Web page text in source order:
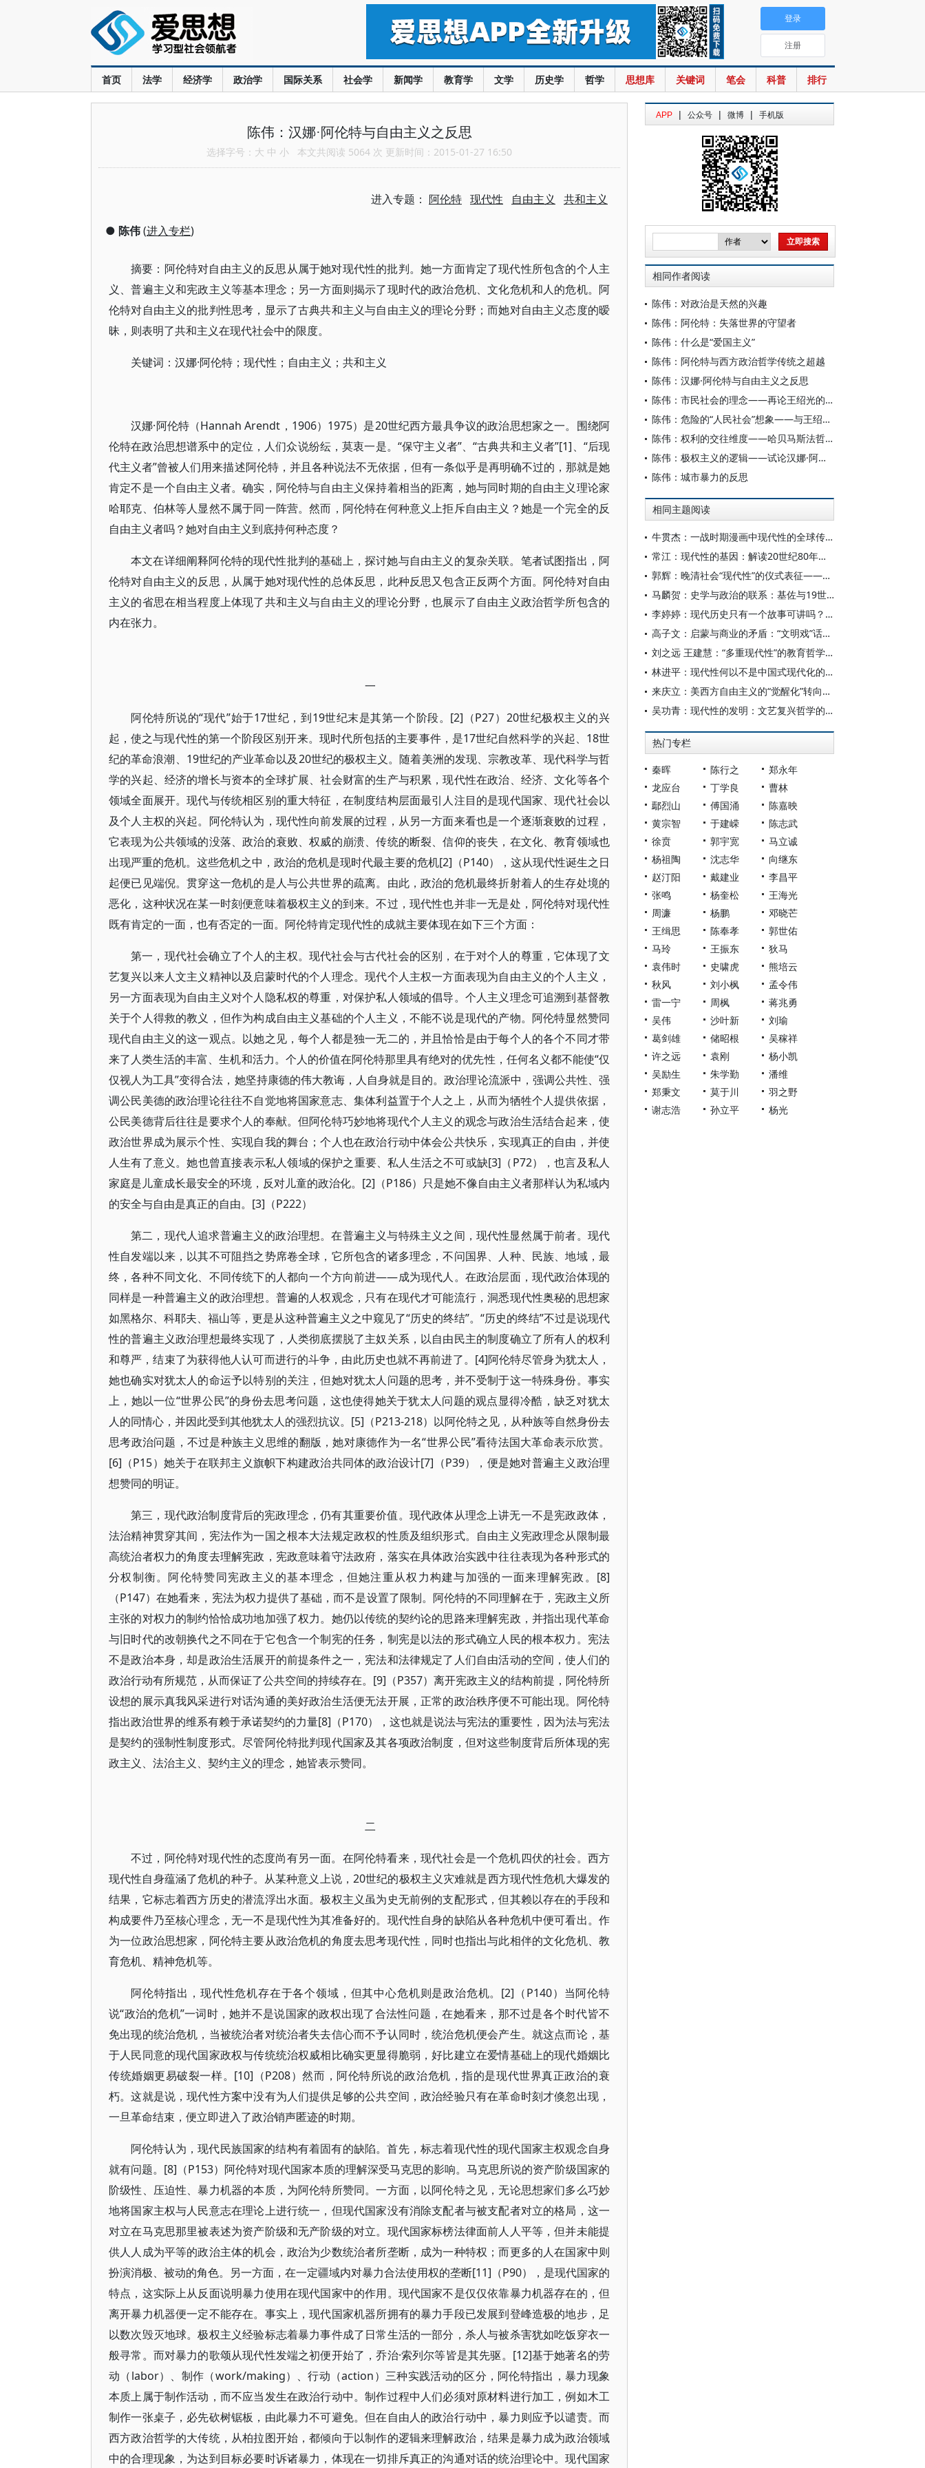
首页 法学 经济学 政治学 国际关系 社会学 新闻学 教育学 文学 历史学 哲学 思想库 关键词 笔会 科普 排行
登录
注册
陈伟：汉娜·阿伦特与自由主义之反思
选择字号： 大 中 小 本文共阅读 5064 次 更新时间：2015-01-27 16:50
进入专题： 阿伦特 现代性 自由主义 共和主义
● 陈伟(进入专栏)
摘要：阿伦特对自由主义的反思从属于她对现代性的批判。她一方面肯定了现代性所包含的个人主
义、普遍主义和宪政主义等基本理念；另一方面则揭示了现时代的政治危机、文化危机和人的危机。阿
伦特对自由主义的批判性思考，显示了古典共和主义与自由主义的理论分野；而她对自由主义态度的暧
昧，则表明了共和主义在现代社会中的限度。
关键词：汉娜·阿伦特；现代性；自由主义；共和主义
汉娜·阿伦特（Hannah Arendt，1906）1975）是20世纪西方最具争议的政治思想家之一。围绕阿
伦特在政治思想谱系中的定位，人们众说纷纭，莫衷一是。“保守主义者”、“古典共和主义者”[1]、“后现
代主义者”曾被人们用来描述阿伦特，并且各种说法不无依据，但有一条似乎是再明确不过的，那就是她
肯定不是一个自由主义者。确实，阿伦特与自由主义保持着相当的距离，她与同时期的自由主义理论家
哈耶克、伯林等人显然不属于同一阵营。然而，阿伦特在何种意义上拒斥自由主义？她是一个完全的反
自由主义者吗？她对自由主义到底持何种态度？
本文在详细阐释阿伦特的现代性批判的基础上，探讨她与自由主义的复杂关联。笔者试图指出，阿
伦特对自由主义的反思，从属于她对现代性的总体反思，此种反思又包含正反两个方面。阿伦特对自由
主义的省思在相当程度上体现了共和主义与自由主义的理论分野，也展示了自由主义政治哲学所包含的
内在张力。
一
阿伦特所说的“现代”始于17世纪，到19世纪末是其第一个阶段。[2]（P27）20世纪极权主义的兴
起，使之与现代性的第一个阶段区别开来。现时代所包括的主要事件，是17世纪自然科学的兴起、18世
纪的革命浪潮、19世纪的产业革命以及20世纪的极权主义。随着美洲的发现、宗教改革、现代科学与哲
学的兴起、经济的增长与资本的全球扩展、社会财富的生产与积累，现代性在政治、经济、文化等各个
领域全面展开。现代与传统相区别的重大特征，在制度结构层面最引人注目的是现代国家、现代社会以
及个人主权的兴起。阿伦特认为，现代性向前发展的过程，从另一方面来看也是一个逐渐衰败的过程，
它表现为公共领域的没落、政治的衰败、权威的崩溃、传统的断裂、信仰的丧失，在文化、教育领域也
出现严重的危机。这些危机之中，政治的危机是现时代最主要的危机[2]（P140），这从现代性诞生之日
起便已见端倪。贯穿这一危机的是人与公共世界的疏离。由此，政治的危机最终折射着人的生存处境的
恶化，这种状况在某一时刻便意味着极权主义的到来。不过，现代性也并非一无是处，阿伦特对现代性
既有肯定的一面，也有否定的一面。阿伦特肯定现代性的成就主要体现在如下三个方面：
第一，现代社会确立了个人的主权。现代社会与古代社会的区别，在于对个人的尊重，它体现了文
艺复兴以来人文主义精神以及启蒙时代的个人理念。现代个人主权一方面表现为自由主义的个人主义，
另一方面表现为自由主义对个人隐私权的尊重，对保护私人领域的倡导。个人主义理念可追溯到基督教
关于个人得救的教义，但作为构成自由主义基础的个人主义，不能不说是现代的产物。阿伦特显然赞同
现代自由主义的这一观点。以她之见，每个人都是独一无二的，并且恰恰是由于每个人的各个不同才带
来了人类生活的丰富、生机和活力。个人的价值在阿伦特那里具有绝对的优先性，任何名义都不能使“仅
仅视人为工具”变得合法，她坚持康德的伟大教诲，人自身就是目的。政治理论流派中，强调公共性、强
调公民美德的政治理论往往不自觉地将国家意志、集体利益置于个人之上，从而为牺牲个人提供依据，
公民美德背后往往是要求个人的奉献。但阿伦特巧妙地将现代个人主义的观念与政治生活结合起来，使
政治世界成为展示个性、实现自我的舞台；个人也在政治行动中体会公共快乐，实现真正的自由，并使
人生有了意义。她也曾直接表示私人领域的保护之重要、私人生活之不可或缺[3]（P72），也言及私人
家庭是儿童成长最安全的环境，反对儿童的政治化。[2]（P186）只是她不像自由主义者那样认为私域内
的安全与自由是真正的自由。[3]（P222）
第二，现代人追求普遍主义的政治理想。在普遍主义与特殊主义之间，现代性显然属于前者。现代
性自发端以来，以其不可阻挡之势席卷全球，它所包含的诸多理念，不问国界、人种、民族、地域，最
终，各种不同文化、不同传统下的人都向一个方向前进——成为现代人。在政治层面，现代政治体现的
同样是一种普遍主义的政治理想。普遍的人权观念，只有在现代才可能流行，洞悉现代性奥秘的思想家
如黑格尔、科耶夫、福山等，更是从这种普遍主义之中窥见了“历史的终结”。“历史的终结”不过是说现代
性的普遍主义政治理想最终实现了，人类彻底摆脱了主奴关系，以自由民主的制度确立了所有人的权利
和尊严，结束了为获得他人认可而进行的斗争，由此历史也就不再前进了。[4]阿伦特尽管身为犹太人，
她也确实对犹太人的命运予以特别的关注，但她对犹太人问题的思考，并不受制于这一特殊身份。事实
上，她以一位“世界公民”的身份去思考问题，这也使得她关于犹太人问题的观点显得冷酷，缺乏对犹太
人的同情心，并因此受到其他犹太人的强烈抗议。[5]（P213-218）以阿伦特之见，从种族等自然身份去
思考政治问题，不过是种族主义思维的翻版，她对康德作为一名“世界公民”看待法国大革命表示欣赏。
[6]（P15）她关于在联邦主义旗帜下构建政治共同体的政治设计[7]（P39），便是她对普遍主义政治理
想赞同的明证。
第三，现代政治制度背后的宪政理念，仍有其重要价值。现代政体从理念上讲无一不是宪政政体，
法治精神贯穿其间，宪法作为一国之根本大法规定政权的性质及组织形式。自由主义宪政理念从限制最
高统治者权力的角度去理解宪政，宪政意味着守法政府，落实在具体政治实践中往往表现为各种形式的
分权制衡。阿伦特赞同宪政主义的基本理念，但她注重从权力构建与加强的一面来理解宪政。[8]
（P147）在她看来，宪法为权力提供了基础，而不是设置了限制。阿伦特的不同理解在于，宪政主义所
主张的对权力的制约恰恰成功地加强了权力。她仍以传统的契约论的思路来理解宪政，并指出现代革命
与旧时代的改朝换代之不同在于它包含一个制宪的任务，制宪是以法的形式确立人民的根本权力。宪法
不是政治本身，却是政治生活展开的前提条件之一，宪法和法律规定了人们自由活动的空间，使人们的
政治行动有所规范，从而保证了公共空间的持续存在。[9]（P357）离开宪政主义的结构前提，阿伦特所
设想的展示真我风采进行对话沟通的美好政治生活便无法开展，正常的政治秩序便不可能出现。阿伦特
指出政治世界的维系有赖于承诺契约的力量[8]（P170），这也就是说法与宪法的重要性，因为法与宪法
是契约的强制性制度形式。尽管阿伦特批判现代国家及其各项政治制度，但对这些制度背后所体现的宪
政主义、法治主义、契约主义的理念，她皆表示赞同。
二
不过，阿伦特对现代性的态度尚有另一面。在阿伦特看来，现代社会是一个危机四伏的社会。西方
现代性自身蕴涵了危机的种子。从某种意义上说，20世纪的极权主义灾难就是西方现代性危机大爆发的
结果，它标志着西方历史的潜流浮出水面。极权主义虽为史无前例的支配形式，但其赖以存在的手段和
构成要件乃至核心理念，无一不是现代性为其准备好的。现代性自身的缺陷从各种危机中便可看出。作
为一位政治思想家，阿伦特主要从政治危机的角度去思考现代性，同时也指出与此相伴的文化危机、教
育危机、精神危机等。
阿伦特指出，现代性危机存在于各个领域，但其中心危机则是政治危机。[2]（P140）当阿伦特
说“政治的危机”一词时，她并不是说国家的政权出现了合法性问题，在她看来，那不过是各个时代皆不
免出现的统治危机，当被统治者对统治者失去信心而不予认同时，统治危机便会产生。就这点而论，基
于人民同意的现代国家政权与传统统治权威相比确实更显得脆弱，好比建立在爱情基础上的现代婚姻比
传统婚姻更易破裂一样。[10]（P208）然而，阿伦特所说的政治危机，指的是现代世界真正政治的衰
朽。这就是说，现代性方案中没有为人们提供足够的公共空间，政治经验只有在革命时刻才倏忽出现，
一旦革命结束，便立即进入了政治销声匿迹的时期。
阿伦特认为，现代民族国家的结构有着固有的缺陷。首先，标志着现代性的现代国家主权观念自身
就有问题。[8]（P153）阿伦特对现代国家本质的理解深受马克思的影响。马克思所说的资产阶级国家的
阶级性、压迫性、暴力机器的本质，为阿伦特所赞同。一方面，以阿伦特之见，无论思想家们多么巧妙
地将国家主权与人民意志在理论上进行统一，但现代国家没有消除支配者与被支配者对立的格局，这一
对立在马克思那里被表述为资产阶级和无产阶级的对立。现代国家标榜法律面前人人平等，但并未能提
供人人成为平等的政治主体的机会，政治为少数统治者所垄断，成为一种特权；而更多的人在国家中则
扮演消极、被动的角色。另一方面，在一定疆域内对暴力合法使用权的垄断[11]（P90），是现代国家的
特点，这实际上从反面说明暴力使用在现代国家中的作用。现代国家不是仅仅依靠暴力机器存在的，但
离开暴力机器便一定不能存在。事实上，现代国家机器所拥有的暴力手段已发展到登峰造极的地步，足
以数次毁灭地球。极权主义经验标志着暴力事件成了日常生活的一部分，杀人与被杀害犹如吃饭穿衣一
般寻常。而对暴力的歌颂从现代性发端之初便开始了，乔治·索列尔等皆是其先驱。[12]基于她著名的劳
动（labor）、制作（work/making）、行动（action）三种实践活动的区分，阿伦特指出，暴力现象
本质上属于制作活动，而不应当发生在政治行动中。制作过程中人们必须对原材料进行加工，例如木工
制作一张桌子，必先砍树锯板，由此暴力不可避免。但在自由人的政治行动中，暴力则应予以谴责。而
西方政治哲学的大传统，从柏拉图开始，都倾向于以制作的逻辑来理解政治，结果是暴力成为政治领域
中的合理现象，为达到目标必要时诉诸暴力，体现在一切排斥真正的沟通对话的统治理论中。现代国家
APP | 公众号 | 微博 | 手机版
相同作者阅读
陈伟：对政治是天然的兴趣
陈伟：阿伦特：失落世界的守望者
陈伟：什么是“爱国主义”
陈伟：阿伦特与西方政治哲学传统之超越
陈伟：汉娜·阿伦特与自由主义之反思
陈伟：市民社会的理念——再论王绍光的“人民社会”构想
陈伟：危险的“人民社会”想象——与王绍光教授商榷
陈伟：权利的交往维度——哈贝马斯法哲学语境中的权利理论
陈伟：极权主义的逻辑——试论汉娜·阿伦特的极权主义研究
陈伟：城市暴力的反思
相同主题阅读
牛贯杰：一战时期漫画中现代性的全球传播与区域回响
常江：现代性的基因：解读20世纪80年代的中国电视文化
郭辉：晚清社会“现代性”的仪式表征——以万寿节为视角
马麟贺：史学与政治的联系：基佐与19世纪法国两大史学研究机构的建立
李婷婷：现代历史只有一个故事可讲吗？——阿伦特论个人尊严与自由的危机和出路
高子文：启蒙与商业的矛盾：“文明戏”话语建构及其现代性焦虑
刘之远 王建慧：“多重现代性”的教育哲学：比较教育理论范式再思
林进平：现代性何以不是中国式现代化的属性
来庆立：美西方自由主义的“觉醒化”转向及其发展趋势
吴功青：现代性的发明：文艺复兴哲学的历史书写
热门专栏
秦晖 陈行之
郑永年
龙应台
丁学良
曹林
鄢烈山
傅国涌
陈嘉映
黄宗智
于建嵘
陈志武
徐贲
郭宇宽
马立诚
杨祖陶
沈志华
向继东
赵汀阳
戴建业
李昌平
张鸣
杨奎松
王海光
周濂
杨鹏
邓晓芒
王缉思
陈奉孝
郭世佑
马玲
王振东
狄马
袁伟时
史啸虎
熊培云
秋风
刘小枫
孟令伟
雷一宁
周枫
蒋兆勇
吴伟
沙叶新
刘瑜
葛剑雄
储昭根
吴稼祥
许之远
袁刚
杨小凯
吴励生
朱学勤
潘维
郑秉文
莫于川
羽之野
谢志浩
孙立平 杨光